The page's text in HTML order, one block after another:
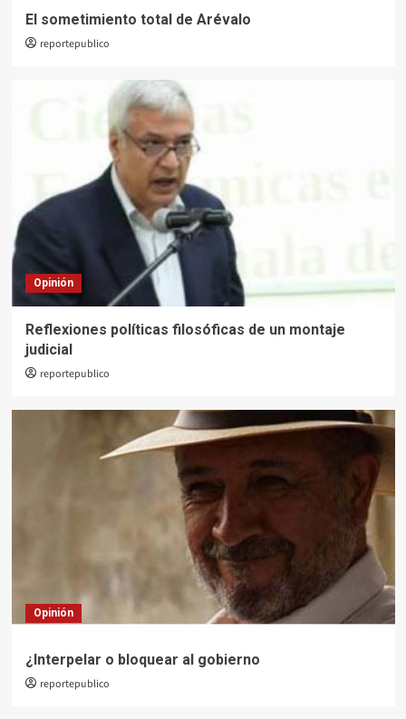
El sometimiento total de Arévalo
reportepublico
Opinión
Reflexiones políticas filosóficas de un montaje
judicial
reportepublico
Opinión
¿Interpelar o bloquear al gobierno
reportepublico